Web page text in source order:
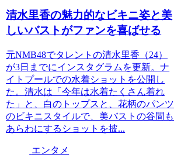
清水里香の魅力的なビキニ姿と美
しいバストがファンを喜ばせる
元NMB48でタレントの清水里香（24）
が3日までにインスタグラムを更新。ナ
イトプールでの水着ショットを公開し
た。清水は「今年は水着たくさん着れ
た」と、白のトップスと、花柄のパンツ
のビキニスタイルで、美バストの谷間も
あらわにするショットを披...
エンタメ